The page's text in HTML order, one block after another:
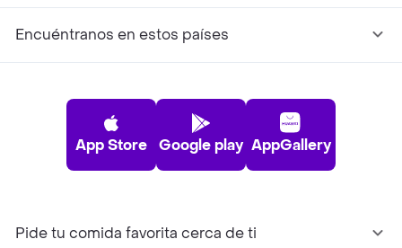
Encuéntranos en estos países
App Store Google play AppGallery
Pide tu comida favorita cerca de ti